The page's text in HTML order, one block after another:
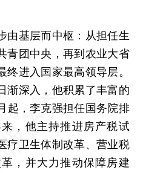
基层而中枢：从担任生
青团中央，再到农业大省
进入国家最高领导层。
渐深入，他积累了丰富的
起，李克强担任国务院排
，他主持推进房产税试
疗卫生体制改革、营业税
，并大力推动保障房建